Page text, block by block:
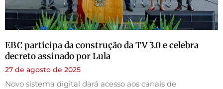
EBC participa da construção da TV 3.0 e celebra
decreto assinado por Lula
27 de agosto de 2025
Novo sistema digital dará acesso aos canais de